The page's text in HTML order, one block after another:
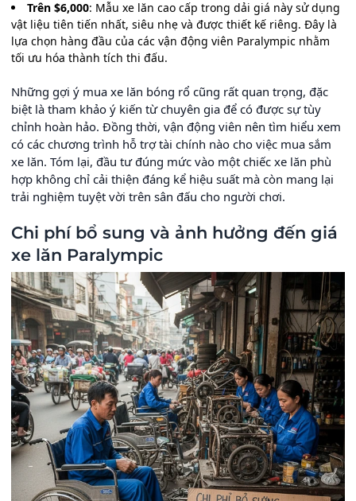
Trên $6,000: Mẫu xe lăn cao cấp trong dải giá này sử dụng
vật liệu tiên tiến nhất, siêu nhẹ và được thiết kế riêng. Đây là
lựa chọn hàng đầu của các vận động viên Paralympic nhằm
tối ưu hóa thành tích thi đấu.
Những gợi ý mua xe lăn bóng rổ cũng rất quan trọng, đặc
biệt là tham khảo ý kiến từ chuyên gia để có được sự tùy
chỉnh hoàn hảo. Đồng thời, vận động viên nên tìm hiểu xem
có các chương trình hỗ trợ tài chính nào cho việc mua sắm
xe lăn. Tóm lại, đầu tư đúng mức vào một chiếc xe lăn phù
hợp không chỉ cải thiện đáng kể hiệu suất mà còn mang lại
trải nghiệm tuyệt vời trên sân đấu cho người chơi.
Chi phí bổ sung và ảnh hưởng đến giá
xe lăn Paralympic